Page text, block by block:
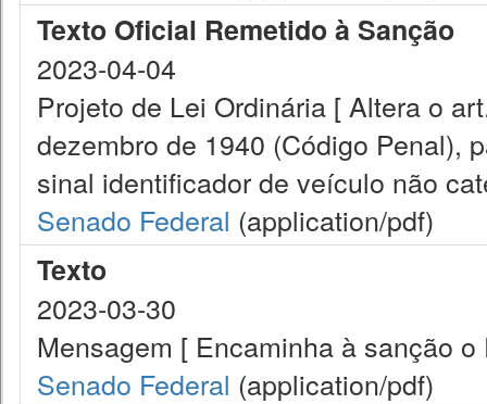
Texto Oficial Remetido à Sanção
2023-04-04
Projeto de Lei Ordinária [ Altera o
dezembro de 1940 (Código Penal),
sinal identificador de veículo não
Senado Federal (application/pdf)
Texto
2023-03-30
Mensagem [ Encaminha à sanção
Senado Federal (application/pdf)